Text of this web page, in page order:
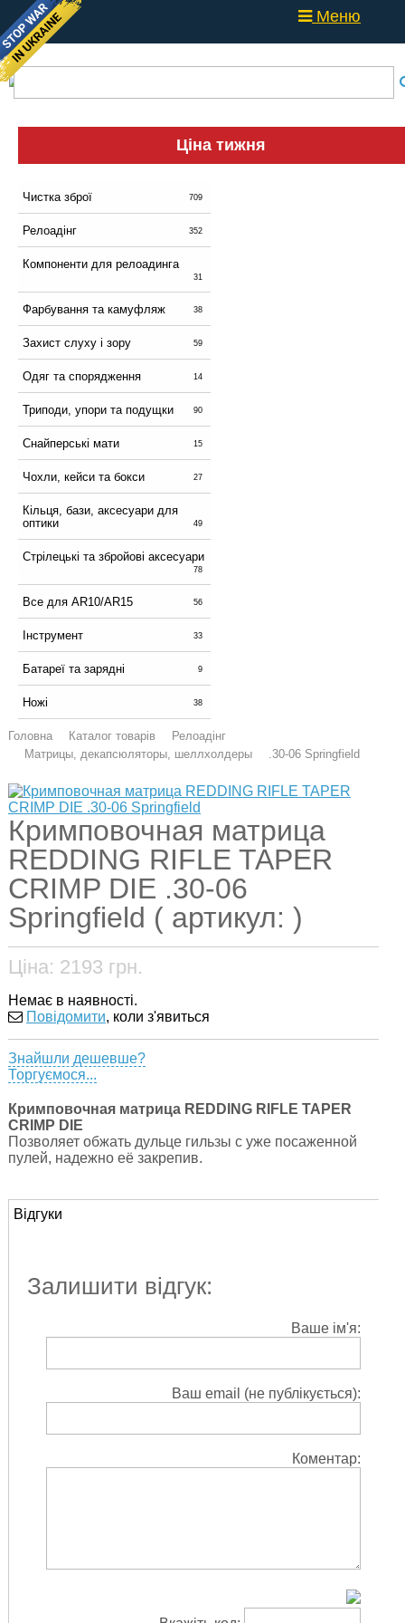
Меню
Ціна тижня
Чистка зброї 709
Релоадінг 352
Компоненти для релоадинга
31
Фарбування та камуфляж 38
Захист слуху і зору 59
Одяг та спорядження 14
Триподи, упори та подущки 90
Снайперські мати 15
Чохли, кейси та бокси 27
Кільця, бази, аксесуари для
оптики
49
Стрілецькі та збройові аксесуари
78
Все для AR10/AR15 56
Інструмент 33
Батареї та зарядні 9
Ножі 38
Головна Каталог товарів
Релоадінг
Матрицы, декапсюляторы, шеллхолдеры
.30-06 Springfield
Кримповочная матрица
REDDING RIFLE TAPER
CRIMP DIE .30-06
Springfield ( артикул: )
Ціна: 2193 грн.
Немає в наявності.
Повідомити, коли з'явиться
Знайшли дешевше?
Торгуємося...
Кримповочная матрица REDDING RIFLE TAPER
CRIMP DIE
Позволяет обжать дульце гильзы с уже посаженной
пулей, надежно её закрепив.
Відгуки
Залишити відгук:
Ваше ім'я:
Ваш email (не публікується):
Коментар: